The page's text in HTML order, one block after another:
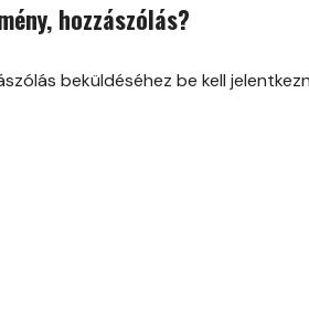
hozzászólás?
beküldéséhez be kell